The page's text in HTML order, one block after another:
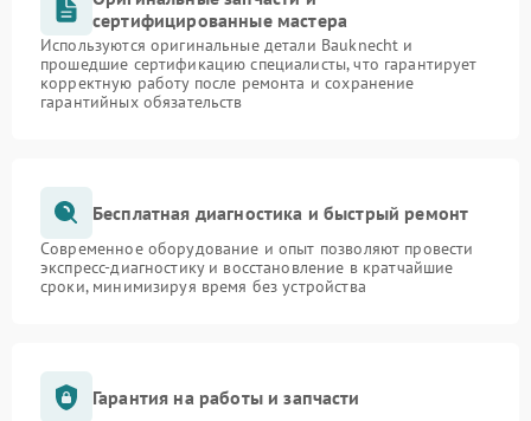
сертифицированные мастера
Используются оригинальные детали Bauknecht и
прошедшие сертификацию специалисты, что гарантирует
корректную работу после ремонта и сохранение
гарантийных обязательств
Бесплатная диагностика и быстрый ремонт
Современное оборудование и опыт позволяют провести
экспресс-диагностику и восстановление в кратчайшие
сроки, минимизируя время без устройства
Гарантия на работы и запчасти